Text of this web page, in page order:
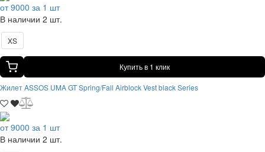
от 9000 за 1 шт
В наличии 2 шт.
XS
Купить в 1 клик
Жилет ASSOS UMA GT Spring/Fall Airblock Vest black Series
от 9000 за 1 шт
В наличии 2 шт.